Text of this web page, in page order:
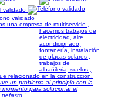
validado
validado
una empresa de multiservicio ,
hacemos trabajos de
electricidad, aire
acondicionado,
fontanería, instalación
de placas solares ,
trabajos de
albañileria, suelos ,
relacionado en la construcción.
un problema al principio con la
para solucionar el
nefasto."